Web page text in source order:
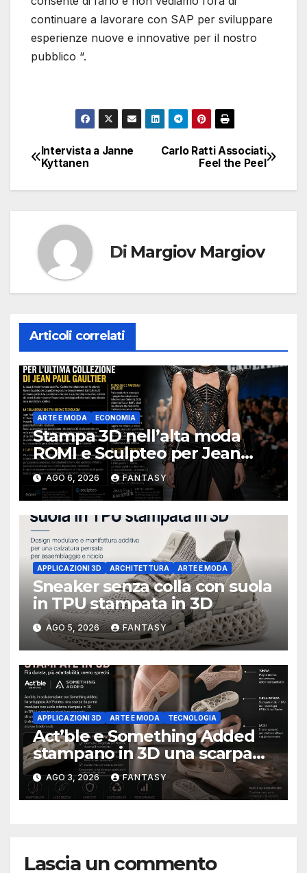
continuare a lavorare con SAP per sviluppare
esperienze nuove e innovative per il nostro
pubblico “.
Navigazione
articoli
Carlo Ratti Associati
Feel the Peel
Intervista a Janne
Kyttanen
Di Margiov Margiov
Articoli correlati
ARTE E MODA ECONOMIA
Stampa 3D nell’alta moda
ROMI e Sculpteo per Jean
Paul Gaultier
AGO 6, 2026 FANTASY
APPLICAZIONI 3D ARCHITETTURA ARTE E MODA
Sneaker senza colla con suola
in TPU stampata in 3D
AGO 5, 2026 FANTASY
APPLICAZIONI 3D ARTE E MODA TECNOLOGIA
Act’ble e Something Added
stampano in 3D una scarpa
da punta modulare
progettata per durare cinque
volte di più
AGO 3, 2026 FANTASY
Lascia un commento